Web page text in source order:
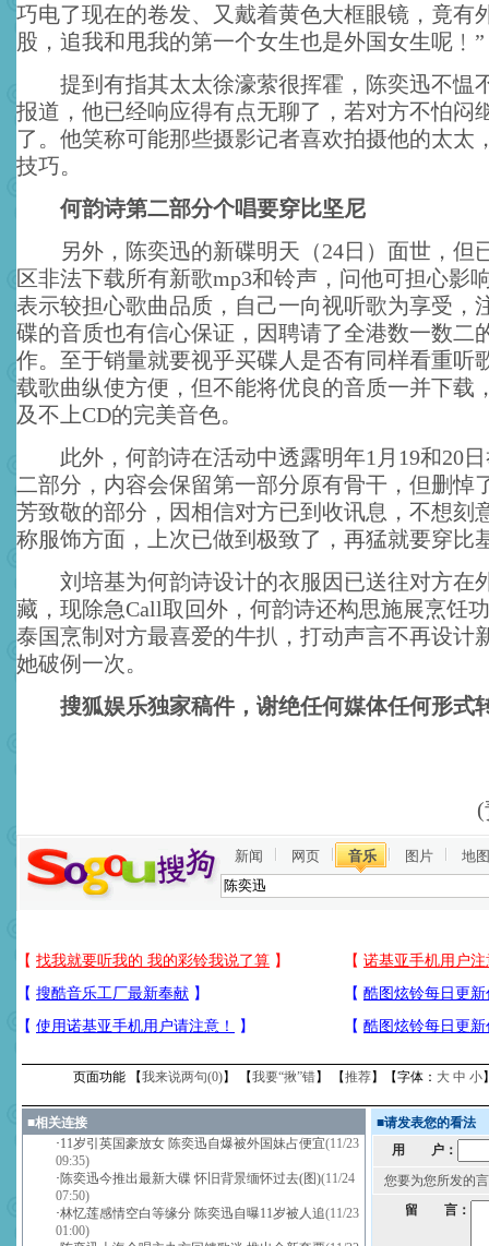
巧电了现在的卷发、又戴着黄色大框眼镜，竟有
股，追我和甩我的第一个女生也是外国女生呢﹗”
提到有指其太太徐濠萦很挥霍，陈奕迅不愠
报道，他已经响应得有点无聊了，若对方不怕闷
了。他笑称可能那些摄影记者喜欢拍摄他的太太
技巧。
何韵诗第二部分个唱要穿比坚尼
另外，陈奕迅的新碟明天（24日）面世，但
区非法下载所有新歌mp3和铃声，问他可担心影
表示较担心歌曲品质，自己一向视听歌为享受，
碟的音质也有信心保证，因聘请了全港数一数二
作。至于销量就要视乎买碟人是否有同样看重听
载歌曲纵使方便，但不能将优良的音质一并下载
及不上CD的完美音色。
此外，何韵诗在活动中透露明年1月19和20日
二部分，内容会保留第一部分原有骨干，但删悼
芳致敬的部分，因相信对方已到收讯息，不想刻
称服饰方面，上次已做到极致了，再猛就要穿比
刘培基为何韵诗设计的衣服因已送往对方在
藏，现除急Call取回外，何韵诗还构思施展烹饪
泰国烹制对方最喜爱的牛扒，打动声言不再设计
她破例一次。
搜狐娱乐独家稿件，谢绝任何媒体任何形式
(
新闻 网页 音乐 图片 地图
页面功能 【我来说两句(0)】 【我要“揪”错】 【推荐】【字体： 大 中 小
■相关连接
·11岁引英国豪放女 陈奕迅自爆被外国妹占便宜(11/23
09:35)
·陈奕迅今推出最新大碟 怀旧背景缅怀过去(图)(11/24
07:50)
·林忆莲感情空白等缘分 陈奕迅自曝11岁被人追(11/23
01:00)
■请发表您的看法
用 户：
您要为您所发的
留 言：